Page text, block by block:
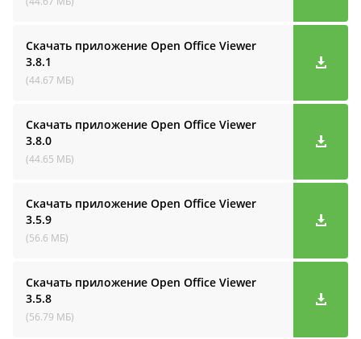
Скачать приложение Open Office Viewer
3.8.1
(44.67 МБ)
Скачать приложение Open Office Viewer
3.8.0
(44.65 МБ)
Скачать приложение Open Office Viewer
3.5.9
(56.6 МБ)
Скачать приложение Open Office Viewer
3.5.8
(56.79 МБ)